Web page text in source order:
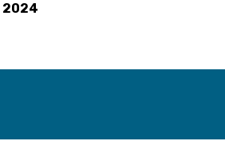
2024